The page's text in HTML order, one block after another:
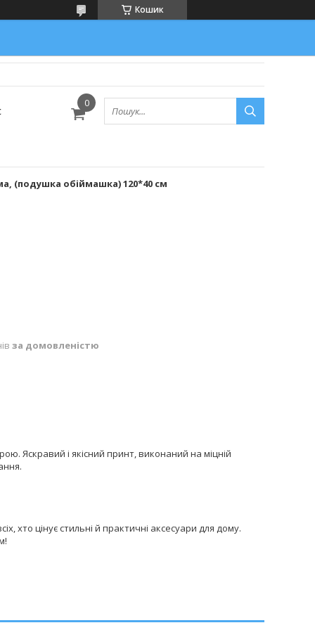
Кошик
(подушка обіймашка) 120*40 см
за домовленістю
Яскравий і якісний принт, виконаний на міцній
хто цінує стильні й практичні аксесуари для дому.